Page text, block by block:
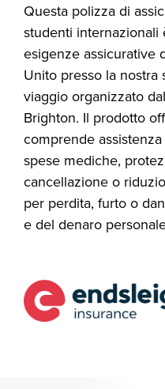
Questa polizza di
studenti internazionali
esigenze assicurative
Unito presso la nostra
viaggio organizzato
Brighton. Il prodotto
comprende
spese mediche,
cancellazione o
per perdita, furto o
e del denaro